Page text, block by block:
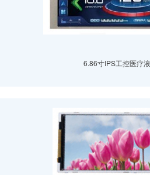
6.86寸IPS工控医疗